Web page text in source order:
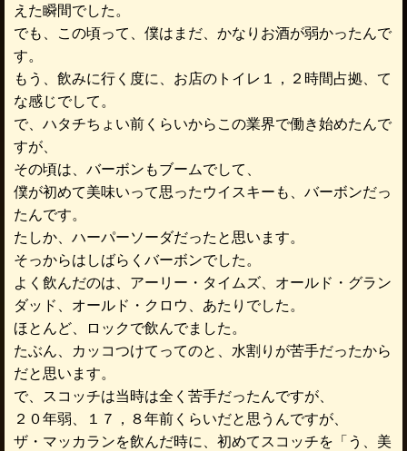
えた瞬間でした。
でも、この頃って、僕はまだ、かなりお酒が弱かったんで
す。
もう、飲みに行く度に、お店のトイレ１，２時間占拠、て
な感じでして。
で、ハタチちょい前くらいからこの業界で働き始めたんで
すが、
その頃は、バーボンもブームでして、
僕が初めて美味いって思ったウイスキーも、バーボンだっ
たんです。
たしか、ハーパーソーダだったと思います。
そっからはしばらくバーボンでした。
よく飲んだのは、アーリー・タイムズ、オールド・グラン
ダッド、オールド・クロウ、あたりでした。
ほとんど、ロックで飲んでました。
たぶん、カッコつけてってのと、水割りが苦手だったから
だと思います。
で、スコッチは当時は全く苦手だったんですが、
２０年弱、１７，８年前くらいだと思うんですが、
ザ・マッカランを飲んだ時に、初めてスコッチを「う、美